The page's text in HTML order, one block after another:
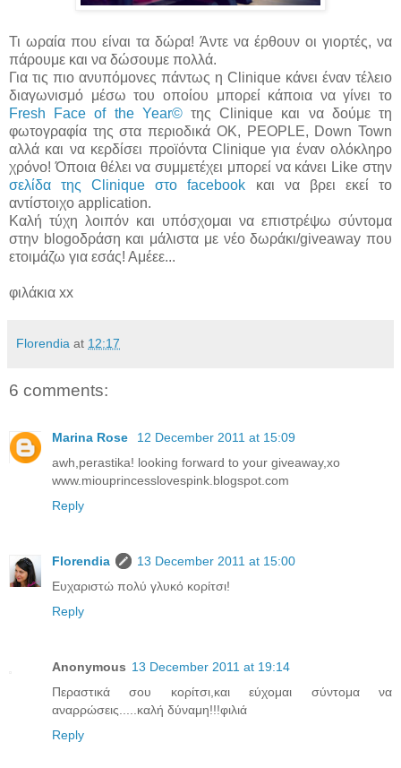
Τι ωραία που είναι τα δώρα! Άντε να έρθουν οι γιορτές, να
πάρουμε και να δώσουμε πολλά.
Για τις πιο ανυπόμονες πάντως η Clinique κάνει έναν τέλειο
διαγωνισμό μέσω του οποίου μπορεί κάποια να γίνει το
Fresh Face of the Year©της Clinique και να δούμε τη
φωτογραφία της στα περιοδικά OK, PEOPLE, Down Town
αλλά και να κερδίσει προϊόντα Clinique για έναν ολόκληρο
χρόνο! Όποια θέλει να συμμετέχει μπορεί να κάνει Like στην
σελίδα της Clinique στο facebook και να βρει εκεί το
αντίστοιχο application.
Καλή τύχη λοιπόν και υπόσχομαι να επιστρέψω σύντομα
στην blogoδράση και μάλιστα με νέο δωράκι/giveaway που
ετοιμάζω για εσάς! Αμέεε...
φιλάκια xx
Florendia at 12:17
6 comments:
Marina Rose
12 December 2011 at 15:09
awh,perastika! looking forward to your giveaway,xo
www.miouprincesslovespink.blogspot.com
Reply
Florendia
13 December 2011 at 15:00
Ευχαριστώ πολύ γλυκό κορίτσι!
Reply
Anonymous 13 December 2011 at 19:14
Περαστικά σου κορίτσι,και εύχομαι σύντομα να
αναρρώσεις.....καλή δύναμη!!!φιλιά
Reply